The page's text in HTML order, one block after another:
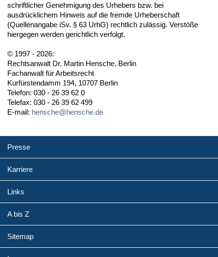
schriftlicher Genehmigung des Urhebers bzw. bei
ausdrücklichem Hinweis auf die fremde Urheberschaft
(Quellenangabe iSv. § 63 UrhG) rechtlich zulässig. Verstöße
hiergegen werden gerichtlich verfolgt.
© 1997 - 2026:
Rechtsanwalt Dr. Martin Hensche, Berlin
Fachanwalt für Arbeitsrecht
Kurfürstendamm 194, 10707 Berlin
Telefon: 030 - 26 39 62 0
Telefax: 030 - 26 39 62 499
E-mail: hensche@hensche.de
Presse
Karriere
Links
A bis Z
Sitemap